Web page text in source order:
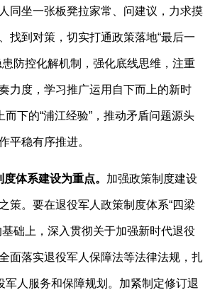
同坐一张板凳拉家常、问建议，力求摸
找到对策，切实打通政策落地“最后一
防控化解机制，强化底线思维，注重
力度，学习推广运用自下而上的新时
而下的“浦江经验”，推动矛盾问题源头
平稳有序推进。
体系建设为重点。 加强政策制度建设
策。要在退役军人政策制度体系“四梁
基础上，深入贯彻关于加强新时代退役
面落实退役军人保障法等法律法规，扎
军人服务和保障规划。加紧制定修订退